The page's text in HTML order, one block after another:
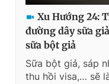
Xu Hướng 24:
đường dây sữa
sữa bột giả
Sữa bột giả, sáp
thu hồi visa,… sẽ